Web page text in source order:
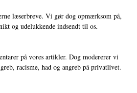
læserbreve. Vi gør dog opmærksom på,
og udelukkende indsendt til os.
på vores artikler. Dog modererer vi
racisme, had og angreb på privatlivet.